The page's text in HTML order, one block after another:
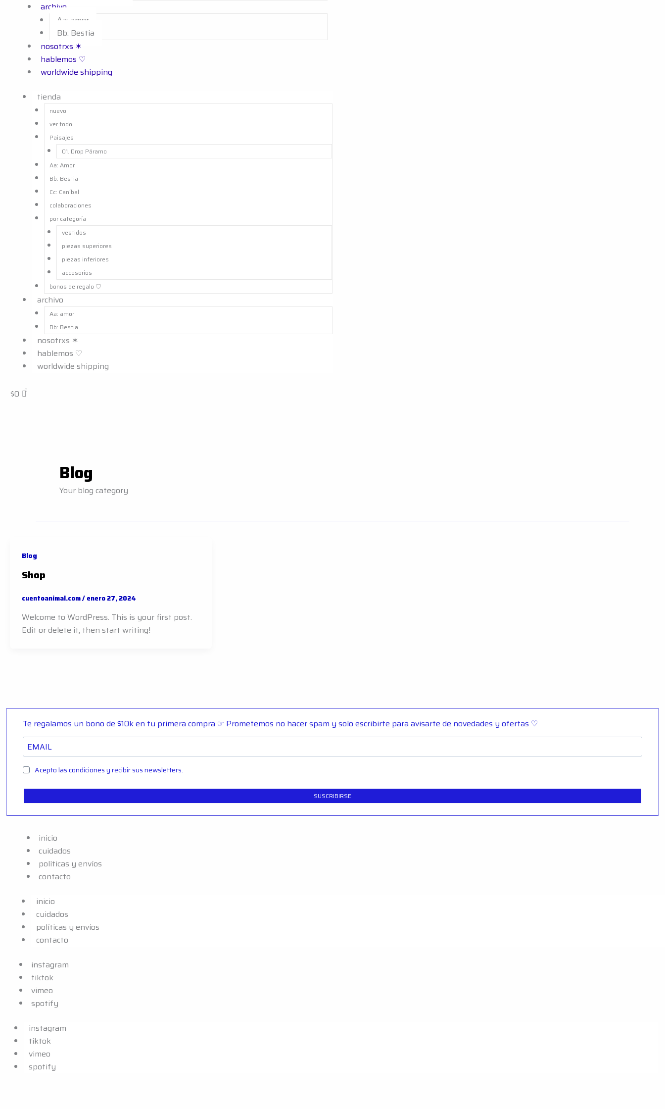
archivo
Aa: amor
Bb: Bestia
nosotrxs ✶
hablemos ♡
worldwide shipping
tienda
nuevo
ver todo
Paisajes
01. Drop Páramo
Aa: Amor
Bb: Bestia
Cc: Caníbal
colaboraciones
por categoría
vestidos
piezas superiores
piezas inferiores
accesorios
bonos de regalo ㅤ♡
archivo
Aa: amor
Bb: Bestia
nosotrxs ✶
hablemos ♡
worldwide shipping
$0
Blog
Your blog category
Blog
Shop
cuentoanimal.com/enero 27, 2024
Welcome to WordPress. This is your first post.
Edit or delete it, then start writing!
Te regalamos un bono de $10k en tu primera compra ☞ Prometemos no hacer spam y solo escribirte para avisarte de novedades y ofertas ♡
Acepto las condiciones y recibir sus newsletters.
SUSCRIBIRSE
inicio
cuidados
políticas y envíos
contacto
inicio
cuidados
políticas y envíos
contacto
instagram
tiktok
vimeo
spotify
instagram
tiktok
vimeo
spotify